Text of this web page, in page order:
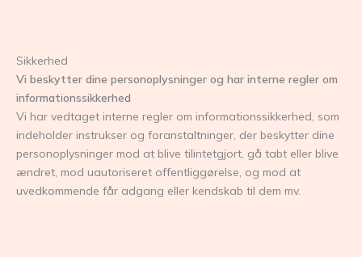
Sikkerhed
Vi beskytter dine personoplysninger og har interne regler om
informationssikkerhed
Vi har vedtaget interne regler om informationssikkerhed, som
indeholder instrukser og foranstaltninger, der beskytter dine
personoplysninger mod at blive tilintetgjort, gå tabt eller blive
ændret, mod uautoriseret offentliggørelse, og mod at
uvedkommende får adgang eller kendskab til dem mv.